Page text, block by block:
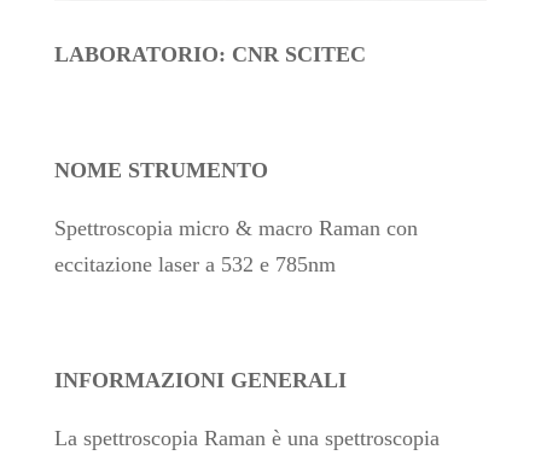
LABORATORIO: CNR SCITEC
NOME STRUMENTO
Spettroscopia micro & macro Raman con
eccitazione laser a 532 e 785nm
INFORMAZIONI GENERALI
La spettroscopia Raman è una spettroscopia